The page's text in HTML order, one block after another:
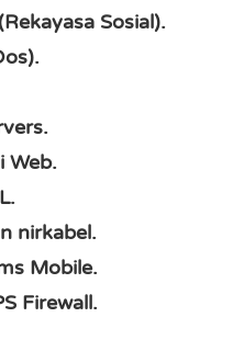
Sosial).
Web.
nirkabel.
Mobile.
Firewall.